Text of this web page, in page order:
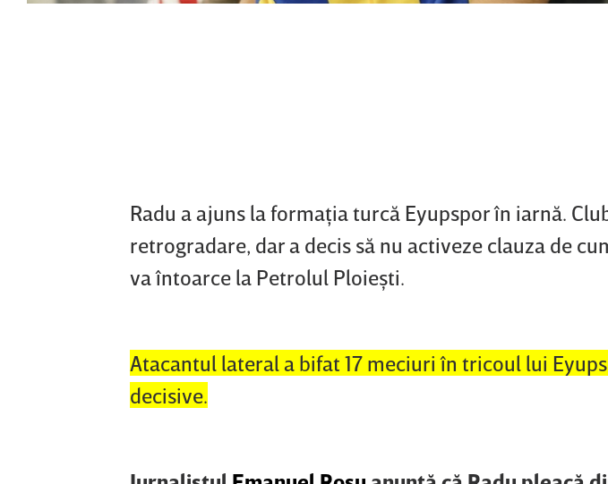
Radu a ajuns la formaţia turcă Eyupspor în iarnă.
retrogradare, dar a decis să nu activeze clauza de
va întoarce la Petrolul Ploieşti.
Atacantul lateral a bifat 17 meciuri în tricoul lui
decisive.